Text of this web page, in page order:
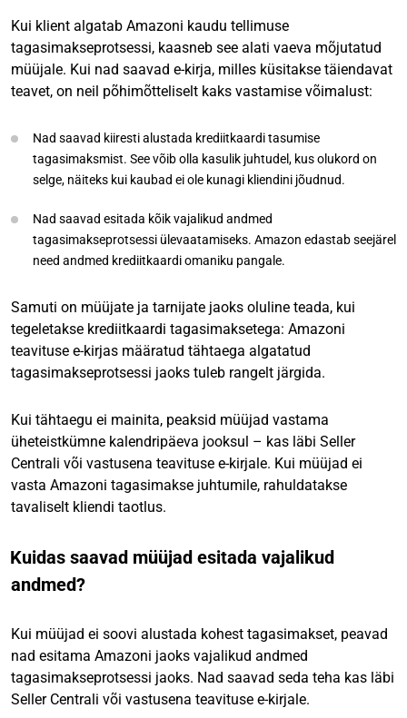
Kui klient algatab Amazoni kaudu tellimuse
tagasimakseprotsessi, kaasneb see alati vaeva mõjutatud
müüjale. Kui nad saavad e-kirja, milles küsitakse täiendavat
teavet, on neil põhimõtteliselt kaks vastamise võimalust:
Nad saavad kiiresti alustada krediitkaardi tasumise
tagasimaksmist. See võib olla kasulik juhtudel, kus olukord on
selge, näiteks kui kaubad ei ole kunagi kliendini jõudnud.
Nad saavad esitada kõik vajalikud andmed
tagasimakseprotsessi ülevaatamiseks. Amazon edastab seejärel
need andmed krediitkaardi omaniku pangale.
Samuti on müüjate ja tarnijate jaoks oluline teada, kui
tegeletakse krediitkaardi tagasimaksetega: Amazoni
teavituse e-kirjas määratud tähtaega algatatud
tagasimakseprotsessi jaoks tuleb rangelt järgida.
Kui tähtaegu ei mainita, peaksid müüjad vastama
üheteistkümne kalendripäeva jooksul – kas läbi Seller
Centrali või vastusena teavituse e-kirjale. Kui müüjad ei
vasta Amazoni tagasimakse juhtumile, rahuldatakse
tavaliselt kliendi taotlus.
Kuidas saavad müüjad esitada vajalikud
andmed?
Kui müüjad ei soovi alustada kohest tagasimakset, peavad
nad esitama Amazoni jaoks vajalikud andmed
tagasimakseprotsessi jaoks. Nad saavad seda teha kas läbi
Seller Centrali või vastusena teavituse e-kirjale.